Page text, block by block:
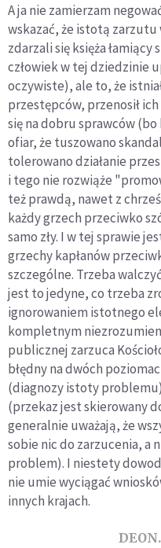
A ja nie zamierzam
wskazać, że istotą zarzutu
zdarzali się księża
człowiek w tej dziedzinie
oczywiste), ale to, że
przestępców, przenosił
się na dobru sprawców
ofiar, że tuszowano
tolerowano działanie
i tego nie rozwiąże
też prawdą, nawet z
każdy grzech przeciwko
samo zły. I w tej sprawie
grzechy kapłanów
szczególne. Trzeba
jest to jedyne, co trzeba
ignorowaniem istotnego
kompletnym
publicznej zarzuca
błędny na dwóch
(diagnozy istoty
(przekaz jest skierowany
generalnie uważają, że
sobie nic do zarzucenia, a
problem). I niestety
nie umie wyciągać
innych krajach.